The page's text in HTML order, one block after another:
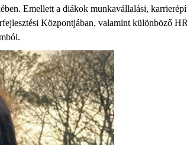
Emellett a diákok munkavállalási,
Központjában, valamint különböző